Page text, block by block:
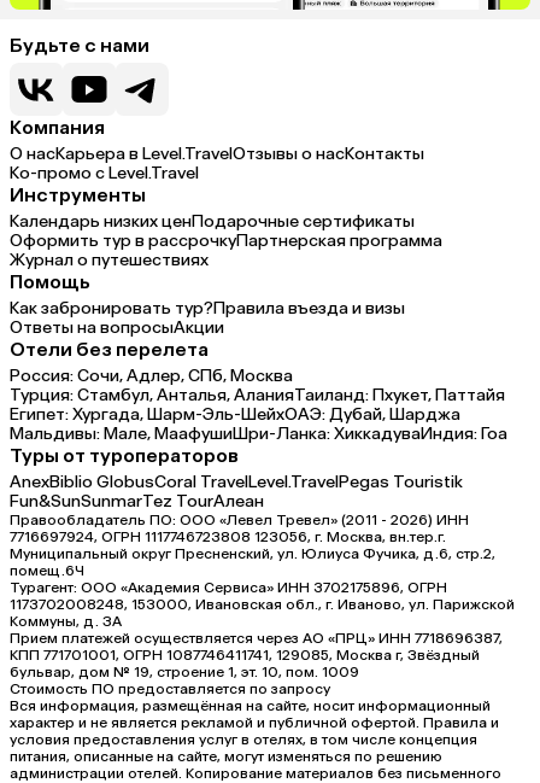
Будьте с нами
Компания
О насКарьера в Level.TravelОтзывы о насКонтакты
Ко-промо с Level.Travel
Инструменты
Календарь низких ценПодарочные сертификаты
Оформить тур в рассрочкуПартнерская программа
Журнал о путешествиях
Помощь
Как забронировать тур?Правила въезда и визы
Ответы на вопросыАкции
Отели без перелета
Россия:Сочи,Адлер,СПб,Москва
Турция:Стамбул,Анталья,АланияТаиланд:Пхукет,Паттайя
Египет:Хургада,Шарм-Эль-ШейхОАЭ:Дубай,Шарджа
Мальдивы:Мале,МаафушиШри-Ланка:ХиккадуваИндия:Гоа
Туры от туроператоров
AnexBiblio GlobusCoral TravelLevel.TravelPegas Touristik
Fun&SunSunmarTez TourАлеан
Правообладатель ПО: ООО «Левел Тревел» (2011 - 2026) ИНН
7716697924, ОГРН 1117746723808 123056, г. Москва, вн.тер.г.
Муниципальный округ Пресненский, ул. Юлиуса Фучика, д.6, стр.2,
помещ.6Ч
Турагент: ООО «Академия Сервиса» ИНН 3702175896, ОГРН
1173702008248, 153000, Ивановская обл., г. Иваново, ул. Парижской
Коммуны, д. ЗА
Прием платежей осуществляется через АО «ПРЦ» ИНН 7718696387,
КПП 771701001, ОГРН 1087746411741, 129085, Москва г, Звёздный
бульвар, дом № 19, строение 1, эт. 10, пом. 1009
Стоимость ПО предоставляется по запросу
Вся информация, размещённая на сайте, носит информационный
характер и не является рекламой и публичной офертой. Правила и
условия предоставления услуг в отелях, в том числе концепция
питания, описанные на сайте, могут изменяться по решению
администрации отелей. Копирование материалов без письменного